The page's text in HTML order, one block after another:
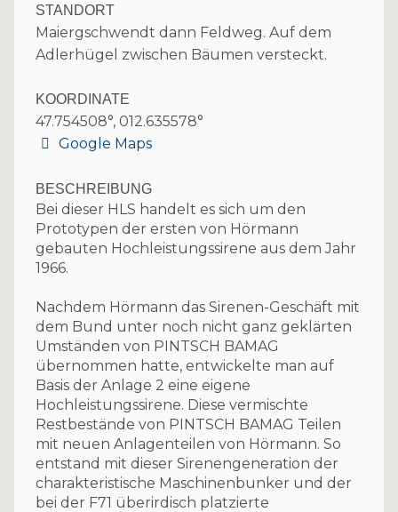
STANDORT
Maiergschwendt dann Feldweg. Auf dem
Adlerhügel zwischen Bäumen versteckt.
KOORDINATE
47.754508°, 012.635578°
Google Maps
BESCHREIBUNG
Bei dieser HLS handelt es sich um den
Prototypen der ersten von Hörmann
gebauten Hochleistungssirene aus dem Jahr
1966.
Nachdem Hörmann das Sirenen-Geschäft mit
dem Bund unter noch nicht ganz geklärten
Umständen von PINTSCH BAMAG
übernommen hatte, entwickelte man auf
Basis der Anlage 2 eine eigene
Hochleistungssirene. Diese vermischte
Restbestände von PINTSCH BAMAG Teilen
mit neuen Anlagenteilen von Hörmann. So
entstand mit dieser Sirenengeneration der
charakteristische Maschinenbunker und der
bei der F71 überirdisch platzierte